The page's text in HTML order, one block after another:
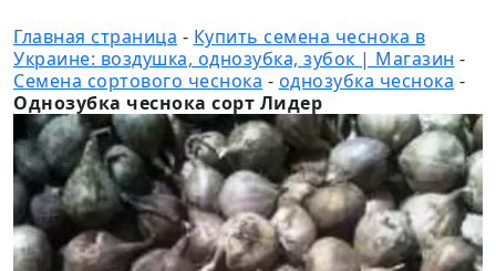
Главная страница - Купить семена чеснока в
Украине: воздушка, однозубка, зубок | Магазин -
Семена сортового чеснока - однозубка чеснока -
Однозубка чеснока сорт Лидер